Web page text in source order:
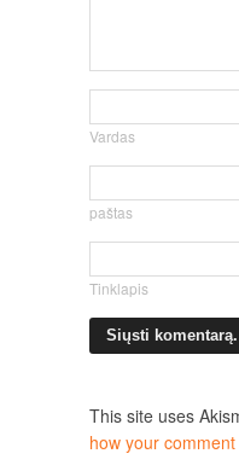
Vardas
paštas
Tinklapis
This site uses
how your